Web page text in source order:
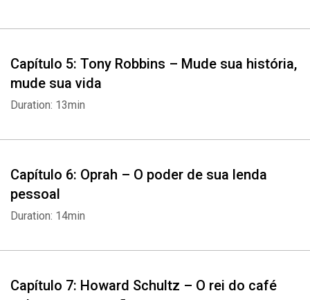
Capítulo 5: Tony Robbins – Mude sua história,
mude sua vida
Duration: 13min
Capítulo 6: Oprah – O poder de sua lenda
pessoal
Duration: 14min
Capítulo 7: Howard Schultz – O rei do café